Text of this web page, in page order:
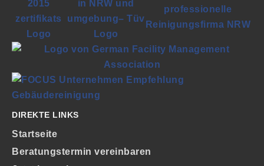
DIREKTE LINKS
Startseite
Beratungstermin vereinbaren